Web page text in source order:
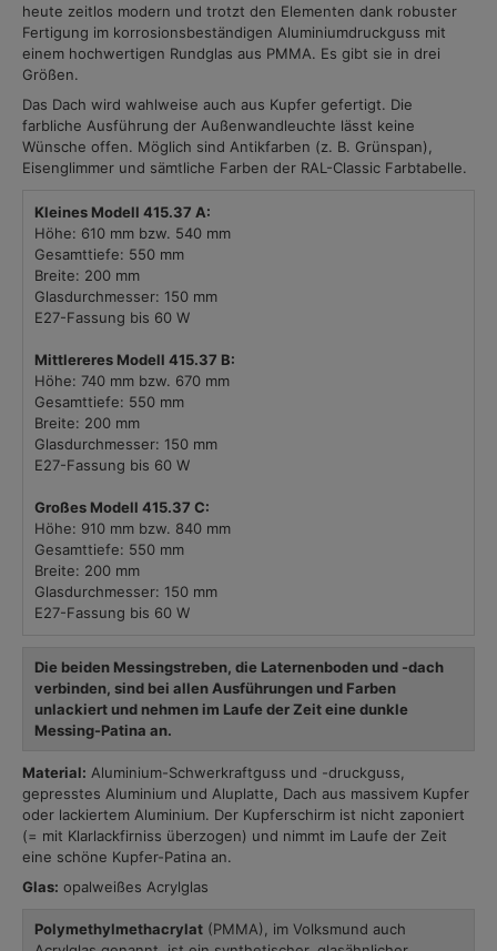
heute zeitlos modern und trotzt den Elementen dank robuster
Fertigung im korrosionsbeständigen Aluminiumdruckguss mit
einem hochwertigen Rundglas aus PMMA. Es gibt sie in drei
Größen.
Das Dach wird wahlweise auch aus Kupfer gefertigt. Die
farbliche Ausführung der Außenwandleuchte lässt keine
Wünsche offen. Möglich sind Antikfarben (z. B. Grünspan),
Eisenglimmer und sämtliche Farben der RAL-Classic Farbtabelle.
Kleines Modell 415.37 A:
Höhe: 610 mm bzw. 540 mm
Gesamttiefe: 550 mm
Breite: 200 mm
Glasdurchmesser: 150 mm
E27-Fassung bis 60 W
Mittlereres Modell 415.37 B:
Höhe: 740 mm bzw. 670 mm
Gesamttiefe: 550 mm
Breite: 200 mm
Glasdurchmesser: 150 mm
E27-Fassung bis 60 W
Großes Modell 415.37 C:
Höhe: 910 mm bzw. 840 mm
Gesamttiefe: 550 mm
Breite: 200 mm
Glasdurchmesser: 150 mm
E27-Fassung bis 60 W
Die beiden Messingstreben, die Laternenboden und -dach
verbinden, sind bei allen Ausführungen und Farben
unlackiert und nehmen im Laufe der Zeit eine dunkle
Messing-Patina an.
Material: Aluminium-Schwerkraftguss und -druckguss,
gepresstes Aluminium und Aluplatte, Dach aus massivem Kupfer
oder lackiertem Aluminium. Der Kupferschirm ist nicht zaponiert
(= mit Klarlackfirniss überzogen) und nimmt im Laufe der Zeit
eine schöne Kupfer-Patina an.
Glas: opalweißes Acrylglas
Polymethylmethacrylat (PMMA), im Volksmund auch